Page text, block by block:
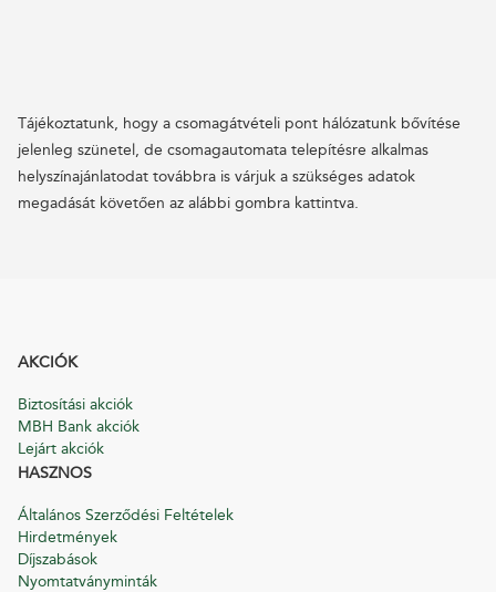
Tájékoztatunk, hogy a csomagátvételi pont hálózatunk bővítése
jelenleg szünetel, de csomagautomata telepítésre alkalmas
helyszínajánlatodat továbbra is várjuk a szükséges adatok
megadását követően az alábbi gombra kattintva.
AKCIÓK
Biztosítási akciók
MBH Bank akciók
Lejárt akciók
HASZNOS
Általános Szerződési Feltételek
Hirdetmények
Díjszabások
Nyomtatványminták